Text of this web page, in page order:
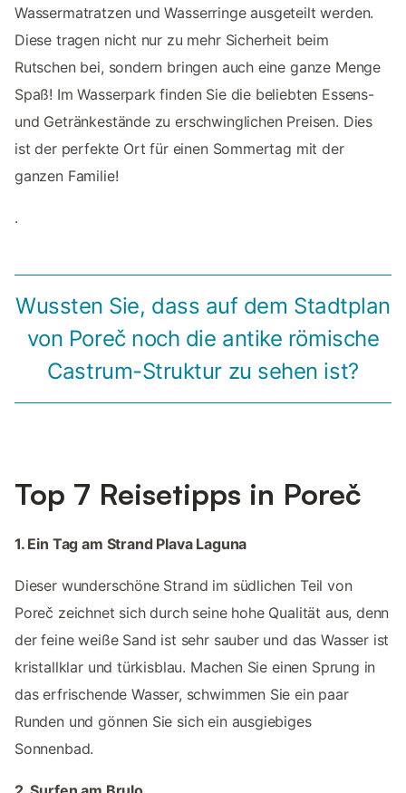
Wassermatratzen und Wasserringe ausgeteilt werden.
Diese tragen nicht nur zu mehr Sicherheit beim
Rutschen bei, sondern bringen auch eine ganze Menge
Spaß! Im Wasserpark finden Sie die beliebten Essens-
und Getränkestände zu erschwinglichen Preisen. Dies
ist der perfekte Ort für einen Sommertag mit der
ganzen Familie!
.
Wussten Sie, dass auf dem Stadtplan
von Poreč noch die antike römische
Castrum-Struktur zu sehen ist?
Top 7 Reisetipps in Poreč
1. Ein Tag am Strand Plava Laguna
Dieser wunderschöne Strand im südlichen Teil von
Poreč zeichnet sich durch seine hohe Qualität aus, denn
der feine weiße Sand ist sehr sauber und das Wasser ist
kristallklar und türkisblau. Machen Sie einen Sprung in
das erfrischende Wasser, schwimmen Sie ein paar
Runden und gönnen Sie sich ein ausgiebiges
Sonnenbad.